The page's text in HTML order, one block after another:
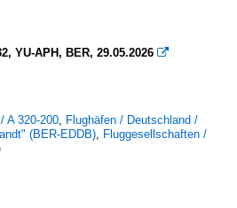
YU-APH, BER, 29.05.2026 
A 320-200, Flughäfen / Deutschland /
(BER-EDDB), Fluggesellschaften /